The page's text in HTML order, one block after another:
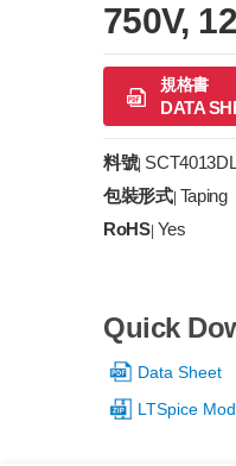
750V,
規格書
DATA
料號|
包裝形式| Taping
RoHS| Yes
Quick
Data Sheet
LTSpice